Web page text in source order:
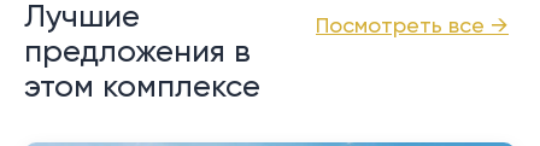
Посмотреть все →
Лучшие
предложения в
этом комплексе